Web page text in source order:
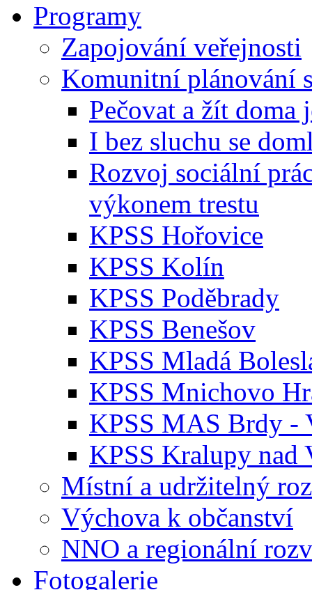
Programy
Zapojování veřejnosti
Komunitní plánování
Pečovat a žít doma
I bez sluchu se
Rozvoj sociální
výkonem trestu
KPSS Hořovice
KPSS Kolín
KPSS Poděbrady
KPSS Benešov
KPSS Mladá
KPSS Mnichovo
KPSS MAS Brdy -
KPSS Kralupy nad
Místní a udržitelný
Výchova k občanství
NNO a regionální
Fotogalerie